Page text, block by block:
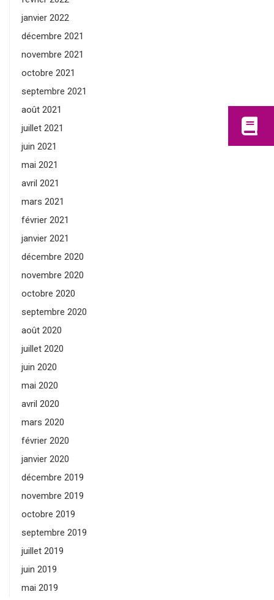
janvier 2022
décembre 2021
novembre 2021
octobre 2021
septembre 2021
août 2021
juillet 2021
juin 2021
mai 2021
avril 2021
mars 2021
février 2021
janvier 2021
décembre 2020
novembre 2020
octobre 2020
septembre 2020
août 2020
juillet 2020
juin 2020
mai 2020
avril 2020
mars 2020
février 2020
janvier 2020
décembre 2019
novembre 2019
octobre 2019
septembre 2019
juillet 2019
juin 2019
mai 2019